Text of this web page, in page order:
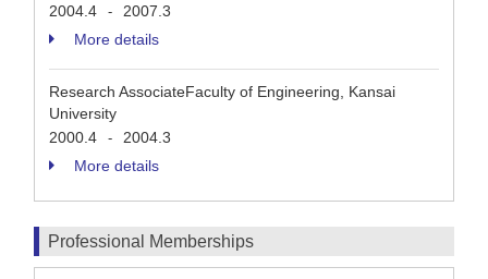
2004.4
-
2007.3
More details
Research AssociateFaculty of Engineering, Kansai
University
2000.4
-
2004.3
More details
Professional Memberships